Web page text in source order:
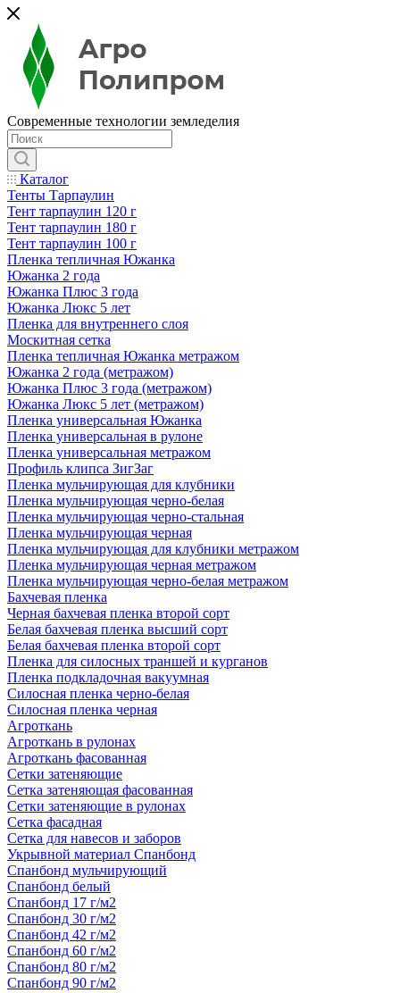
Современные технологии земледелия
Каталог
Тенты Тарпаулин
Тент тарпаулин 120 г
Тент тарпаулин 180 г
Тент тарпаулин 100 г
Пленка тепличная Южанка
Южанка 2 года
Южанка Плюс 3 года
Южанка Люкс 5 лет
Пленка для внутреннего слоя
Москитная сетка
Пленка тепличная Южанка метражом
Южанка 2 года (метражом)
Южанка Плюс 3 года (метражом)
Южанка Люкс 5 лет (метражом)
Пленка универсальная Южанка
Пленка универсальная в рулоне
Пленка универсальная метражом
Профиль клипса ЗигЗаг
Пленка мульчирующая для клубники
Пленка мульчирующая черно-белая
Пленка мульчирующая черно-стальная
Пленка мульчирующая черная
Пленка мульчирующая для клубники метражом
Пленка мульчирующая черная метражом
Пленка мульчирующая черно-белая метражом
Бахчевая пленка
Черная бахчевая пленка второй сорт
Белая бахчевая пленка высший сорт
Белая бахчевая пленка второй сорт
Пленка для силосных траншей и курганов
Пленка подкладочная вакуумная
Силосная пленка черно-белая
Силосная пленка черная
Агроткань
Агроткань в рулонах
Агроткань фасованная
Сетки затеняющие
Сетка затеняющая фасованная
Сетки затеняющие в рулонах
Сетка фасадная
Сетка для навесов и заборов
Укрывной материал Спанбонд
Спанбонд мульчирующий
Спанбонд белый
Спанбонд 17 г/м2
Спанбонд 30 г/м2
Спанбонд 42 г/м2
Спанбонд 60 г/м2
Спанбонд 80 г/м2
Спанбонд 90 г/м2